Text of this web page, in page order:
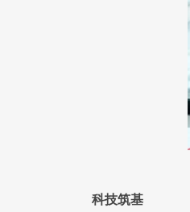
科技筑基